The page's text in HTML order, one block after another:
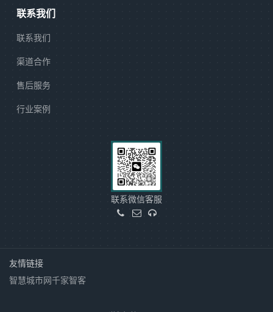
联系我们
联系我们
渠道合作
售后服务
行业案例
联系微信客服
友情链接
智慧城市网千家智客